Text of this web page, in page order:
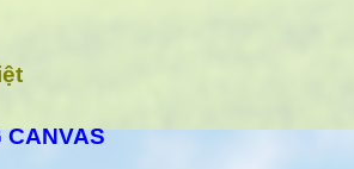
CANVAS